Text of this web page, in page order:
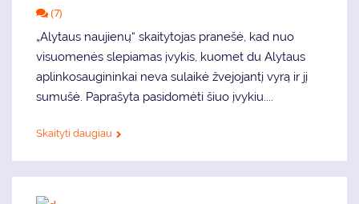
(7)
„Alytaus naujienų“ skaitytojas pranešė, kad nuo
visuomenės slepiamas įvykis, kuomet du Alytaus
aplinkosaugininkai neva sulaikė žvejojantį vyrą ir jį
sumušė. Paprašyta pasidomėti šiuo įvykiu....
Skaityti daugiau